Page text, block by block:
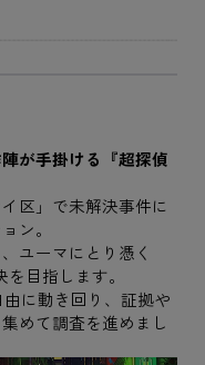
が手掛ける『超探偵
区」で未解決事件に
ン。
ユーマにとり憑く
目指します。
に動き回り、証拠や
めて調査を進めまし